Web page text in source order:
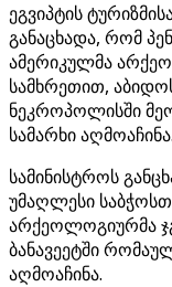
ეგვიპტის
განაცხადა, რომ
ამერიკულმა
სამხრეთით,
ნეკროპოლისში
სამარხი აღმოაჩინა.
სამინისტროს
უმაღლესი
არქეოლოგიურმა
ბანავეეტში
აღმოაჩინა.